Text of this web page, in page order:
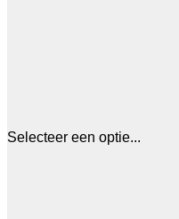
Selecteer een optie...